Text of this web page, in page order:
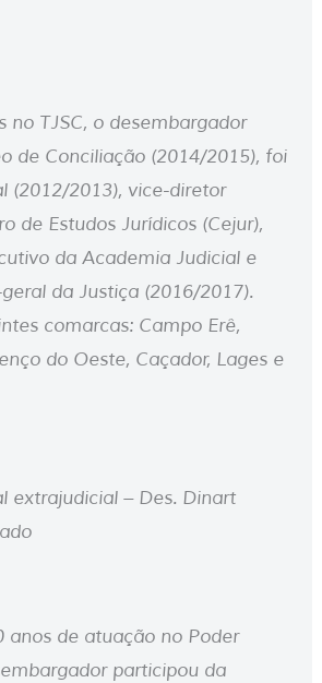
no TJSC, o desembargador
de Conciliação (2014/2015), foi
(2012/2013), vice-diretor
de Estudos Jurídicos (Cejur),
da Academia Judicial e
da Justiça (2016/2017).
comarcas: Campo Erê,
do Oeste, Caçador, Lages e
extrajudicial – Des. Dinart
anos de atuação no Poder
participou da